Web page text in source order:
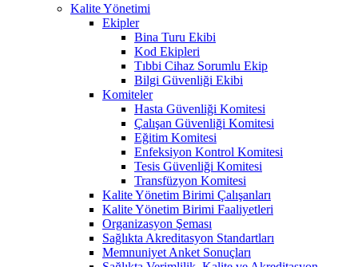
Kalite Yönetimi
Ekipler
Bina Turu Ekibi
Kod Ekipleri
Tıbbi Cihaz Sorumlu Ekip
Bilgi Güvenliği Ekibi
Komiteler
Hasta Güvenliği Komitesi
Çalışan Güvenliği Komitesi
Eğitim Komitesi
Enfeksiyon Kontrol Komitesi
Tesis Güvenliği Komitesi
Transfüzyon Komitesi
Kalite Yönetim Birimi Çalışanları
Kalite Yönetim Birimi Faaliyetleri
Organizasyon Şeması
Sağlıkta Akreditasyon Standartları
Memnuniyet Anket Sonuçları